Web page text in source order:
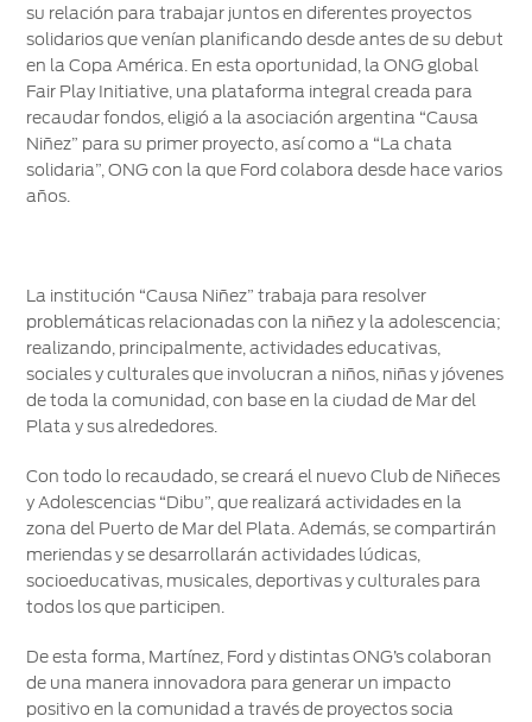
SYNC ®-
Conectividad
Guía
360
Agendamiento
Online
su relación para trabajar juntos en diferentes proyectos
solidarios que venían planificando desde antes de su debut
en la Copa América. En esta oportunidad, la ONG global
Fair Play Initiative, una plataforma integral creada para
recaudar fondos, eligió a la asociación argentina “Causa
Niñez” para su primer proyecto, así como a “La chata
solidaria”, ONG con la que Ford colabora desde hace varios
años.
La institución “Causa Niñez” trabaja para resolver
problemáticas relacionadas con la niñez y la adolescencia;
realizando, principalmente, actividades educativas,
sociales y culturales que involucran a niños, niñas y jóvenes
de toda la comunidad, con base en la ciudad de Mar del
Plata y sus alrededores.
Con todo lo recaudado, se creará el nuevo Club de Niñeces
y Adolescencias “Dibu”, que realizará actividades en la
zona del Puerto de Mar del Plata. Además, se compartirán
meriendas y se desarrollarán actividades lúdicas,
socioeducativas, musicales, deportivas y culturales para
todos los que participen.
De esta forma, Martínez, Ford y distintas ONG’s colaboran
de una manera innovadora para generar un impacto
positivo en la comunidad a través de proyectos socia